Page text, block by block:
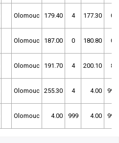
Olomouc 179.40 4 177.30 0
Olomouc 187.00 0 180.80 0
Olomouc 191.70 4 200.10 8
Olomouc 255.30 4 4.00 999
Olomouc 4.00 999 4.00 999